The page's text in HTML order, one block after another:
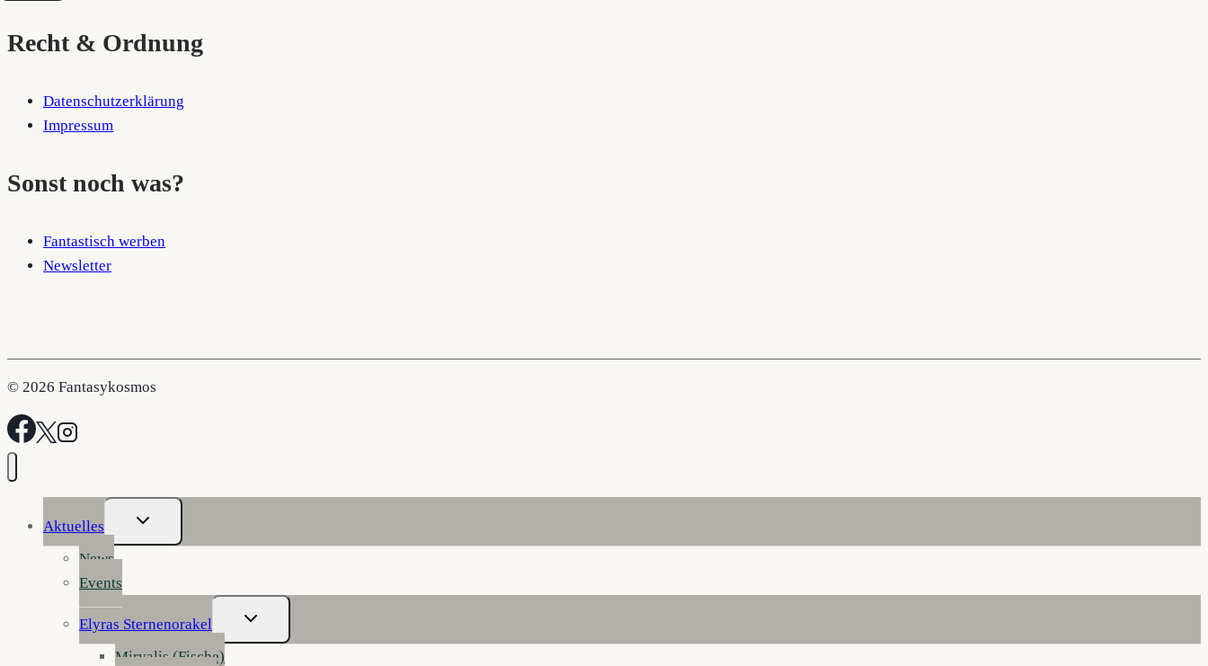
Recht & Ordnung
Datenschutzerklärung
Impressum
Sonst noch was?
Fantastisch werben
Newsletter
© 2026 Fantasykosmos
Aktuelles
Untermenü
Umschalten
News
Events
Elyras Sternenorakel
Untermenü
Umschalten
Mirvalis (Fische)